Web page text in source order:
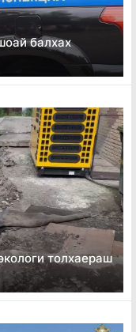
балхах
толхаераш